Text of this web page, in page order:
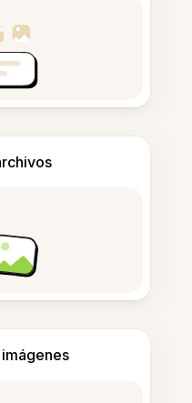
imágenes